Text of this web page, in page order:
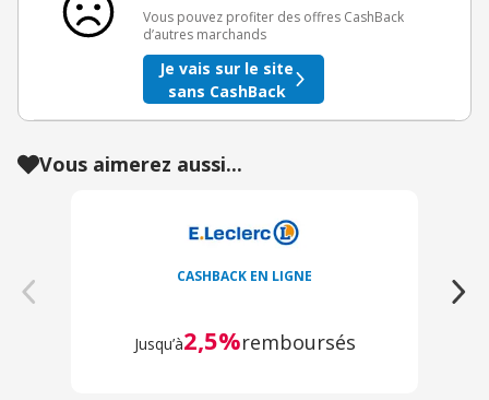
Vous pouvez profiter des offres CashBack
d’autres marchands
Je vais sur le site
sans CashBack
Vous aimerez aussi...
CASHBACK EN LIGNE
Jusqu’à2,5%remboursés